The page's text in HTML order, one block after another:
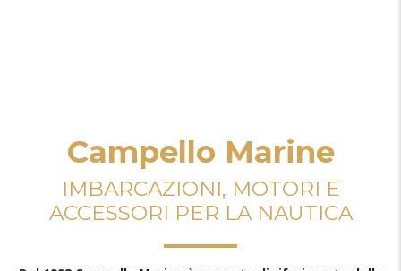
Campello Marine
IMBARCAZIONI, MOTORI E
ACCESSORI PER LA NAUTICA